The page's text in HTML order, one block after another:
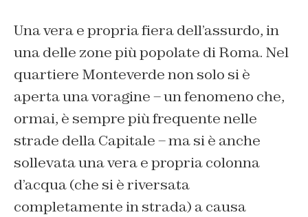
Una vera e propria fiera dell’assurdo, in
una delle zone più popolate di Roma. Nel
quartiere Monteverde non solo si è
aperta una voragine – un fenomeno che,
ormai, è sempre più frequente nelle
strade della Capitale – ma si è anche
sollevata una vera e propria colonna
d’acqua (che si è riversata
completamente in strada) a causa